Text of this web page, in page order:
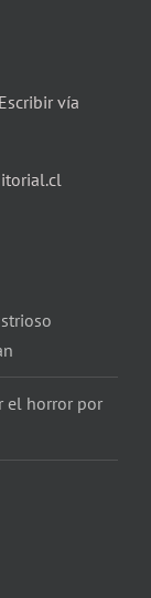
vía
el horror por